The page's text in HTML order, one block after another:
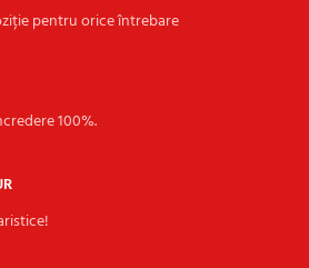
pentru orice întrebare
100%.